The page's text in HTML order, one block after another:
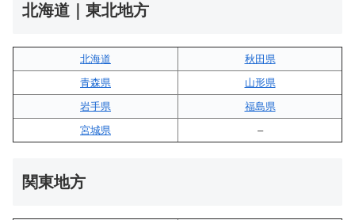
北海道｜東北地方
北海道
秋田県
青森県
山形県
岩手県
福島県
宮城県
–
関東地方